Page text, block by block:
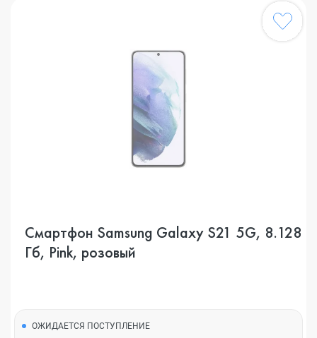
Смартфон Samsung Galaxy S21 5G, 8.128
Гб, Pink, розовый
ОЖИДАЕТСЯ ПОСТУПЛЕНИЕ